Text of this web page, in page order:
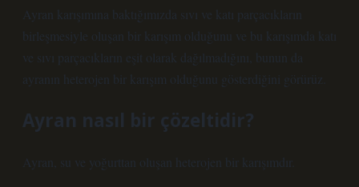
Ayran karışımına baktığımızda sıvı ve katı parçacıkların
birleşmesiyle oluşan bir karışım olduğunu ve bu karışımda katı
ve sıvı parçacıkların eşit olarak dağılmadığını, bunun da
ayranın heterojen bir karışım olduğunu gösterdiğini görürüz.
Ayran nasıl bir çözeltidir?
Ayran, su ve yoğurttan oluşan heterojen bir karışımdır.